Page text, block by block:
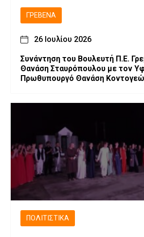
ΓΡΕΒΕΝΆ
26 Ιουλίου 2026
Συνάντηση του Βουλευτή Π.Ε.
Θανάση Σταυρόπουλου με τον
Πρωθυπουργό Θανάση
ΠΟΛΙΤΙΣΤΙΚΆ